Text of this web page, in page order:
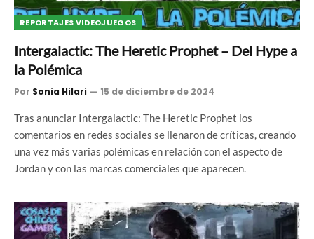
REPORTAJES VIDEOJUEGOS
Intergalactic: The Heretic Prophet – Del Hype a
la Polémica
Por Sonia Hilari 15 de diciembre de 2024
Tras anunciar Intergalactic: The Heretic Prophet los
comentarios en redes sociales se llenaron de críticas, creando
una vez más varias polémicas en relación con el aspecto de
Jordan y con las marcas comerciales que aparecen.